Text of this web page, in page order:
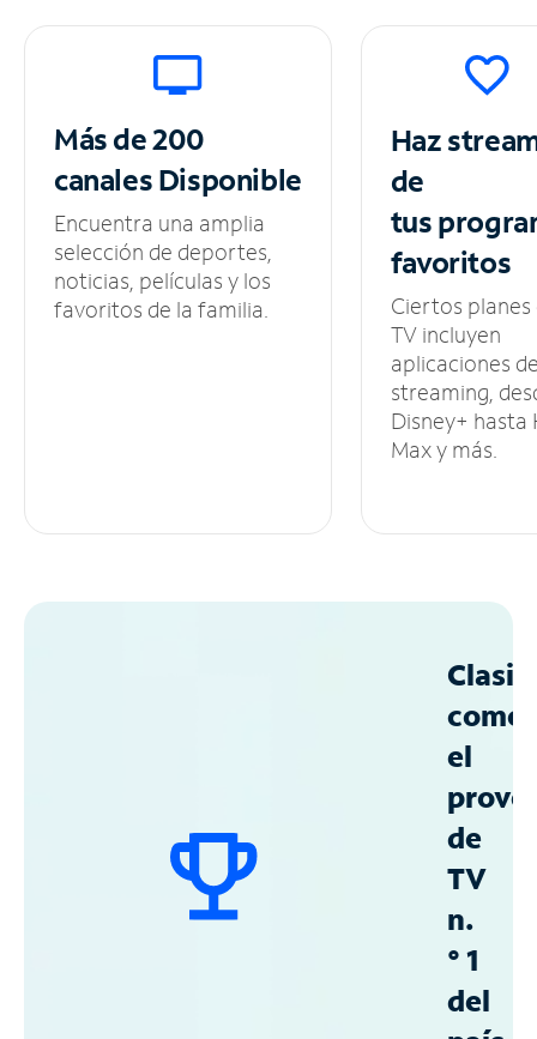
Más de 200
canalesDisponible
Encuentra una amplia
selección de deportes,
noticias, películas y los
favoritos de la familia.
Haz
de
tus
favoritos
Ciertos planes
TV incluyen
aplicaciones
streaming,
Disney+ hasta
Max y más.
como
el
de
TV
n.
° 1
del